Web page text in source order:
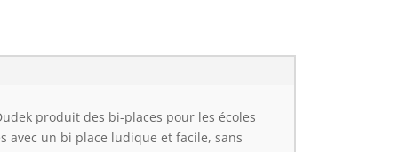
produit des bi-places pour les écoles
avec un bi place ludique et facile, sans